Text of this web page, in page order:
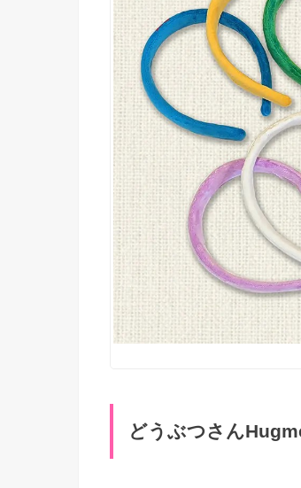
どうぶつさん